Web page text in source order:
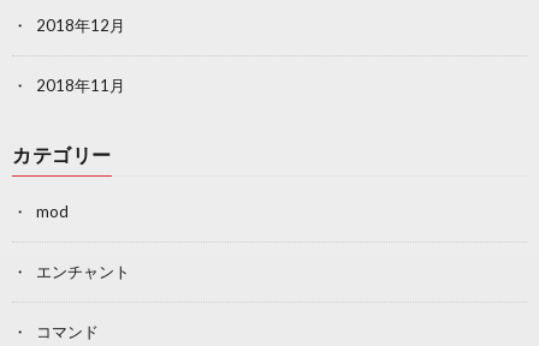
2018年12月
2018年11月
カテゴリー
mod
エンチャント
コマンド